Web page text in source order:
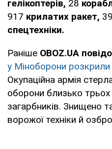
гелікоптерів, 28
917 крилатих ракет,
спецтехніки.
Раніше OBOZ.UA
у Міноборони розкрили
Окупаційна армія
оборони близько трьох
загарбників. Знищено
ворожої техніки й